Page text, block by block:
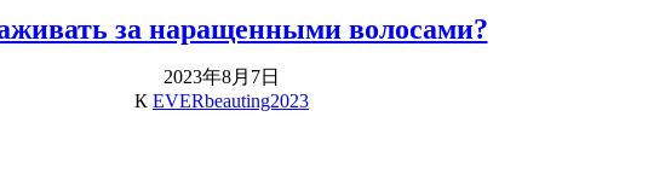
за наращенными волосами?
2023年8月7日
К EVERbeauting2023